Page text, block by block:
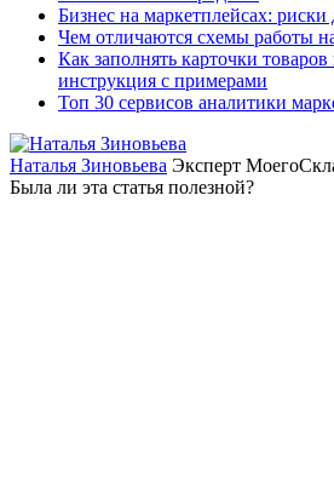
Бизнес на маркетплейсах:
Чем отличаются схемы работы
Как заполнять карточки
инструкция с примерами
Топ 30 сервисов аналитики
Наталья Зиновьева Эксперт
Была ли эта статья полезной?